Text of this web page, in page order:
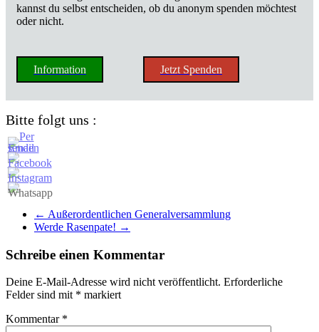
kannst du selbst entscheiden, ob du anonym spenden möchtest
oder nicht.
Information Jetzt Spenden
Bitte folgt uns :
← Außerordentlichen Generalversammlung
Werde Rasenpate! →
Schreibe einen Kommentar
Deine E-Mail-Adresse wird nicht veröffentlicht. Erforderliche
Felder sind mit * markiert
Kommentar *